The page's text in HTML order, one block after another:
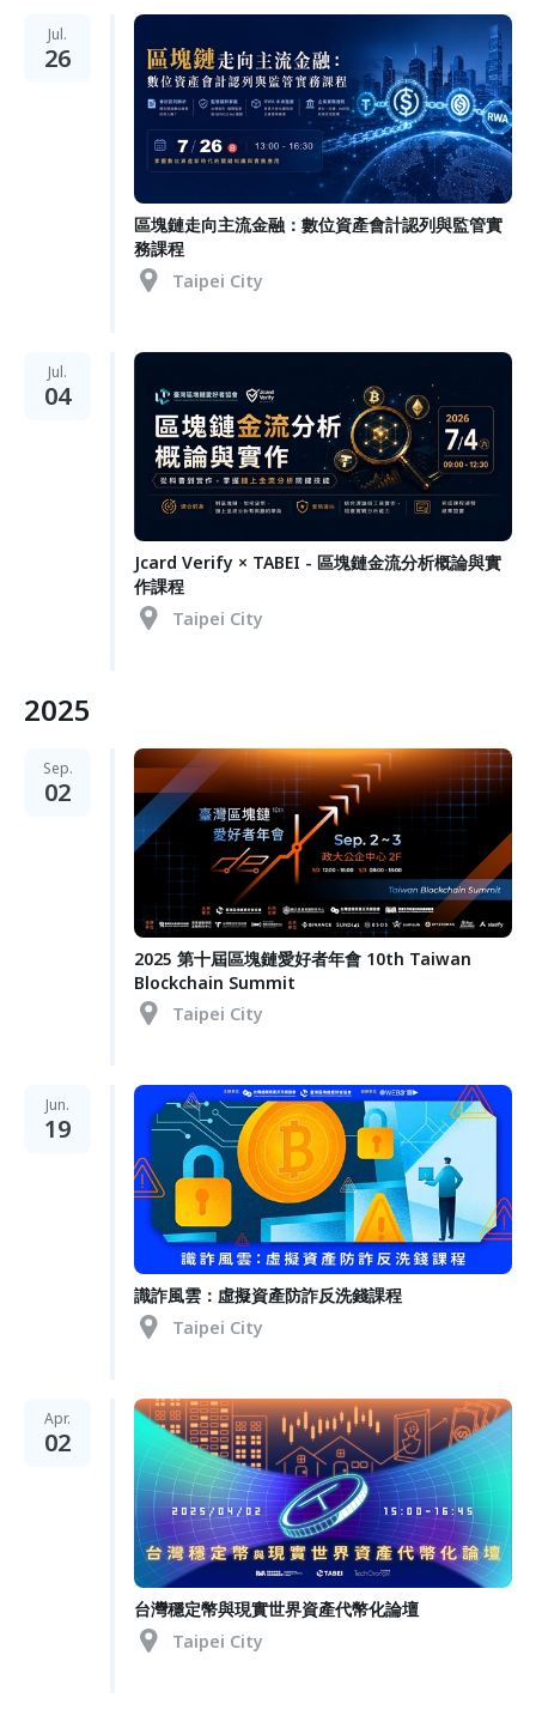
Jul.
26
區塊鏈走向主流金融：數位資產會計認列與監管實
務課程
Taipei City
Jul.
04
Jcard Verify × TABEI - 區塊鏈金流分析概論與實
作課程
Taipei City
2025
Sep.
02
2025 第十屆區塊鏈愛好者年會 10th Taiwan
Blockchain Summit
Taipei City
Jun.
19
識詐風雲：虛擬資產防詐反洗錢課程
Taipei City
Apr.
02
台灣穩定幣與現實世界資產代幣化論壇
Taipei City